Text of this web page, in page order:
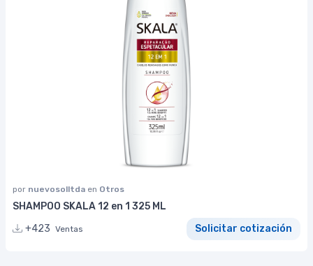
por nuevosolltda en Otros
SHAMPOO SKALA 12 en 1 325 ML
+423 Ventas Solicitar cotización